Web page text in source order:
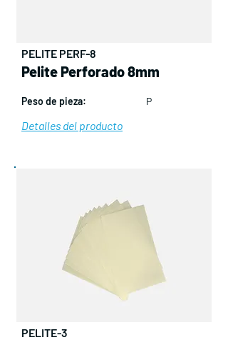
PELITE PERF-8
Pelite Perforado 8mm
Peso de pieza: P
Detalles del producto
PELITE-3